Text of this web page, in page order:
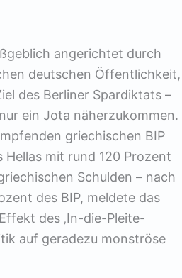
angerichtet durch
deutschen Öffentlichkeit,
des Berliner Spardiktats –
ein Jota näherzukommen.
griechischen BIP
Hellas mit rund 120 Prozent
Schulden – nach
des BIP, meldete das
des ‚In-die-Pleite-
auf geradezu monströse